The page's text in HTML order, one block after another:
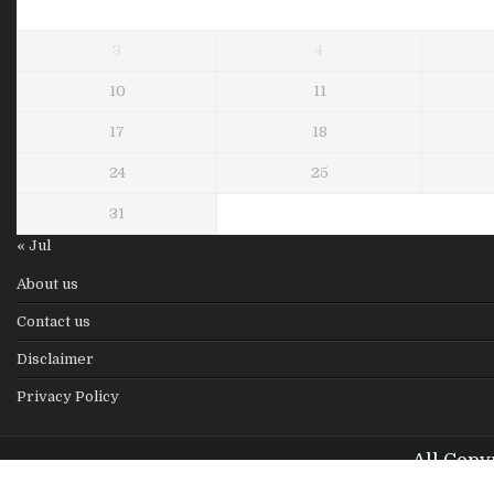
3 4
10 11
17 18
24 25
31
« Jul
About us
Contact us
Disclaimer
Privacy Policy
All